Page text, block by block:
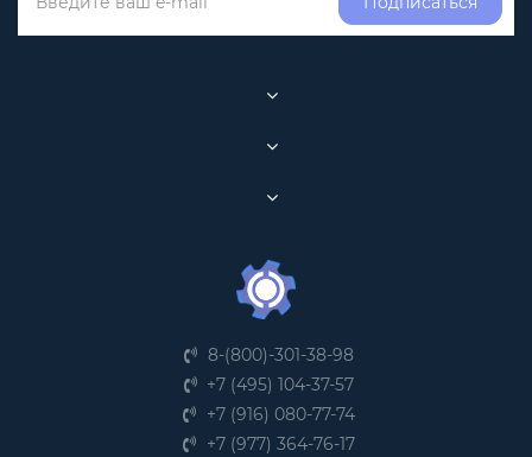
8-(800)-301-38-98
+7 (495) 104-37-57
+7 (916) 080-77-74
+7 (977) 364-76-17